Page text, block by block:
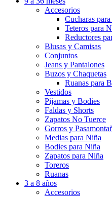
Accesorios
Cucharas
Teteros para
Reductores
Blusas y Camisas
Conjuntos
Jeans y Pantalones
Buzos y Chaquetas
Ruanas para
Vestidos
Pijamas y Bodies
Faldas y Shorts
Zapatos No Tuerce
Gorros y
Medias para Niña
Bodies para Niña
Zapatos para Niña
Toreros
Ruanas
3 a 8 años
Accesorios